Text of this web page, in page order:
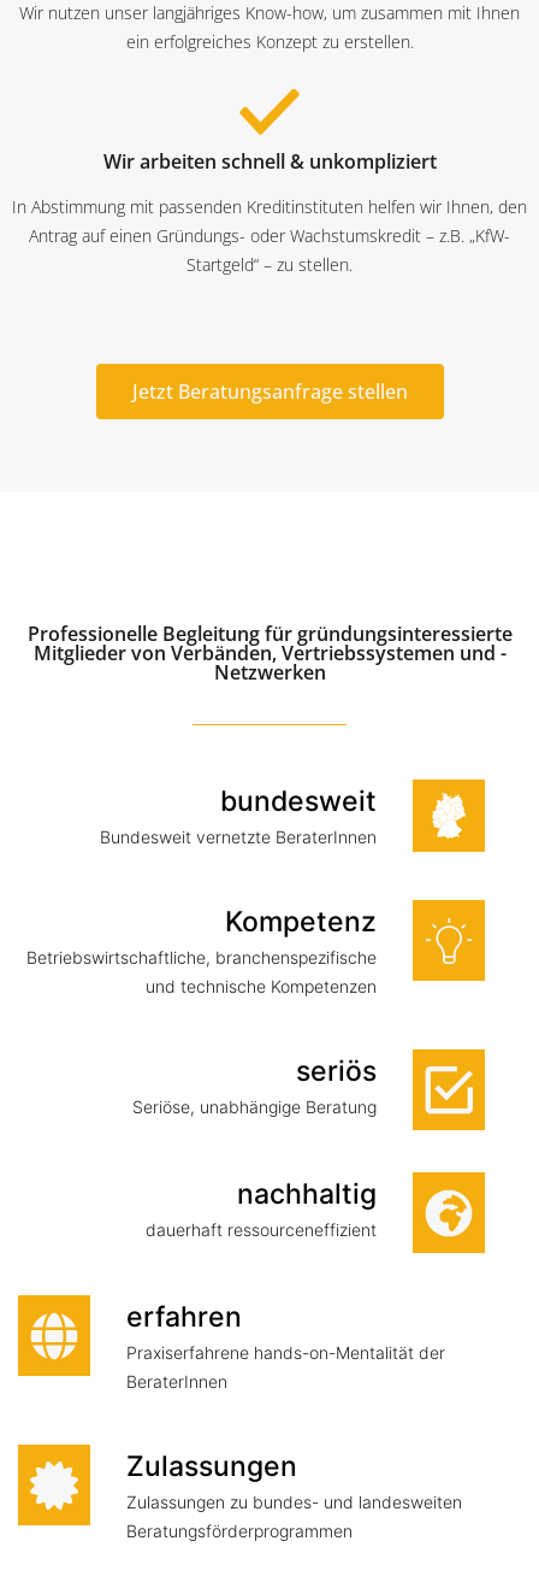
Wir nutzen unser langjähriges Know-how, um zusammen mit Ihnen
ein erfolgreiches Konzept zu erstellen.
Wir arbeiten schnell & unkompliziert
In Abstimmung mit passenden Kreditinstituten helfen wir Ihnen, den
Antrag auf einen Gründungs- oder Wachstumskredit – z.B. „KfW-
Startgeld“ – zu stellen.
Jetzt Beratungsanfrage stellen
Professionelle Begleitung für gründungsinteressierte
Mitglieder von Verbänden, Vertriebssystemen und -
Netzwerken
bundesweit
Bundesweit vernetzte BeraterInnen
Kompetenz
Betriebswirtschaftliche, branchenspezifische
und technische Kompetenzen
seriös
Seriöse, unabhängige Beratung
nachhaltig
dauerhaft ressourceneffizient
erfahren
Praxiserfahrene hands-on-Mentalität der
BeraterInnen
Zulassungen
Zulassungen zu bundes- und landesweiten
Beratungsförderprogrammen